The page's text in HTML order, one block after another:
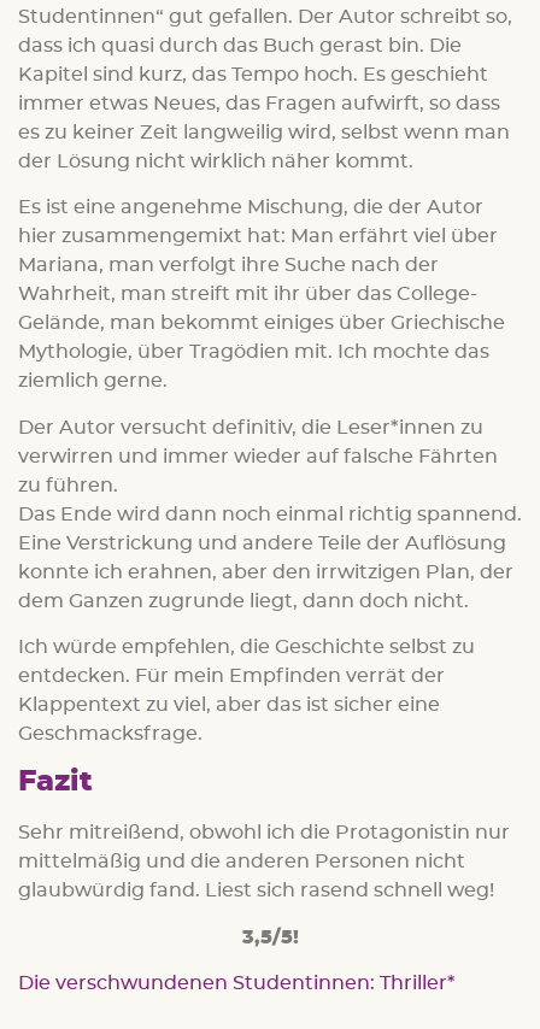
Studentinnen“ gut gefallen. Der Autor schreibt so,
dass ich quasi durch das Buch gerast bin. Die
Kapitel sind kurz, das Tempo hoch. Es geschieht
immer etwas Neues, das Fragen aufwirft, so dass
es zu keiner Zeit langweilig wird, selbst wenn man
der Lösung nicht wirklich näher kommt.
Es ist eine angenehme Mischung, die der Autor
hier zusammengemixt hat: Man erfährt viel über
Mariana, man verfolgt ihre Suche nach der
Wahrheit, man streift mit ihr über das College-
Gelände, man bekommt einiges über Griechische
Mythologie, über Tragödien mit. Ich mochte das
ziemlich gerne.
Der Autor versucht definitiv, die Leser*innen zu
verwirren und immer wieder auf falsche Fährten
zu führen.
Das Ende wird dann noch einmal richtig spannend.
Eine Verstrickung und andere Teile der Auflösung
konnte ich erahnen, aber den irrwitzigen Plan, der
dem Ganzen zugrunde liegt, dann doch nicht.
Ich würde empfehlen, die Geschichte selbst zu
entdecken. Für mein Empfinden verrät der
Klappentext zu viel, aber das ist sicher eine
Geschmacksfrage.
Fazit
Sehr mitreißend, obwohl ich die Protagonistin nur
mittelmäßig und die anderen Personen nicht
glaubwürdig fand. Liest sich rasend schnell weg!
3,5/5!
Die verschwundenen Studentinnen: Thriller